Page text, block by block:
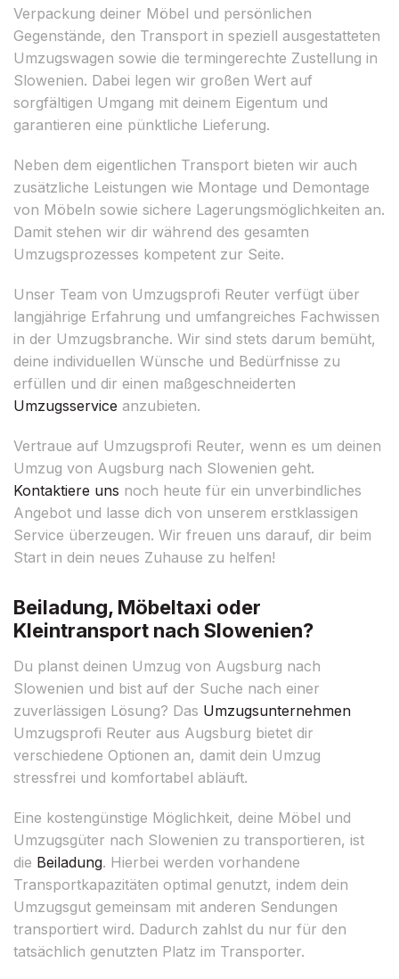
Verpackung deiner Möbel und persönlichen
Gegenstände, den Transport in speziell ausgestatteten
Umzugswagen sowie die termingerechte Zustellung in
Slowenien. Dabei legen wir großen Wert auf
sorgfältigen Umgang mit deinem Eigentum und
garantieren eine pünktliche Lieferung.
Neben dem eigentlichen Transport bieten wir auch
zusätzliche Leistungen wie Montage und Demontage
von Möbeln sowie sichere Lagerungsmöglichkeiten an.
Damit stehen wir dir während des gesamten
Umzugsprozesses kompetent zur Seite.
Unser Team von Umzugsprofi Reuter verfügt über
langjährige Erfahrung und umfangreiches Fachwissen
in der Umzugsbranche. Wir sind stets darum bemüht,
deine individuellen Wünsche und Bedürfnisse zu
erfüllen und dir einen maßgeschneiderten
Umzugsservice anzubieten.
Vertraue auf Umzugsprofi Reuter, wenn es um deinen
Umzug von Augsburg nach Slowenien geht.
Kontaktiere uns noch heute für ein unverbindliches
Angebot und lasse dich von unserem erstklassigen
Service überzeugen. Wir freuen uns darauf, dir beim
Start in dein neues Zuhause zu helfen!
Beiladung, Möbeltaxi oder
Kleintransport nach Slowenien?
Du planst deinen Umzug von Augsburg nach
Slowenien und bist auf der Suche nach einer
zuverlässigen Lösung? Das Umzugsunternehmen
Umzugsprofi Reuter aus Augsburg bietet dir
verschiedene Optionen an, damit dein Umzug
stressfrei und komfortabel abläuft.
Eine kostengünstige Möglichkeit, deine Möbel und
Umzugsgüter nach Slowenien zu transportieren, ist
die Beiladung. Hierbei werden vorhandene
Transportkapazitäten optimal genutzt, indem dein
Umzugsgut gemeinsam mit anderen Sendungen
transportiert wird. Dadurch zahlst du nur für den
tatsächlich genutzten Platz im Transporter.